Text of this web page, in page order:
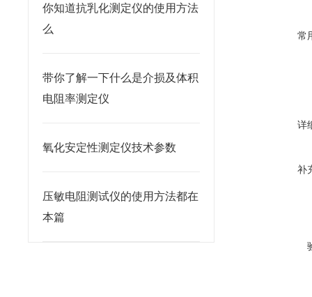
你知道抗乳化测定仪的使用方法
么
带你了解一下什么是介损及体积
电阻率测定仪
氧化安定性测定仪技术参数
压敏电阻测试仪的使用方法都在
本篇
常
详
补